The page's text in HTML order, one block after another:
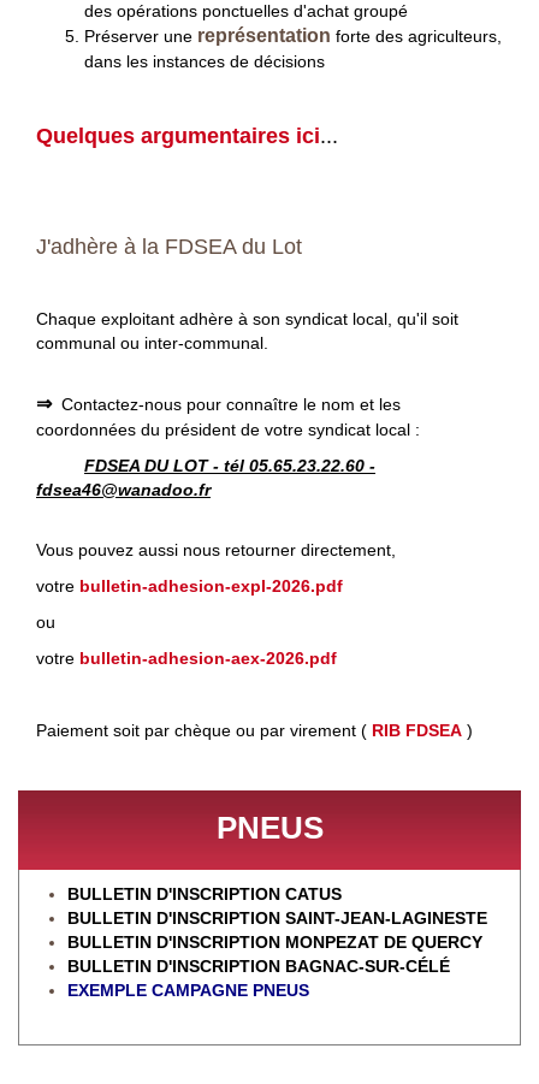
des opérations ponctuelles d'achat groupé
Préserver une représentation forte des agriculteurs,
dans les instances de décisions
Quelques argumentaires ici...
J'adhère à la FDSEA du Lot
Chaque exploitant adhère à son syndicat local, qu'il soit
communal ou inter-communal.
⇒Contactez-nous pour connaître le nom et les
coordonnées du président de votre syndicat local :
FDSEA DU LOT - tél 05.65.23.22.60 -
fdsea46@wanadoo.fr
Vous pouvez aussi nous retourner directement,
votre bulletin-adhesion-expl-2026.pdf
ou
votre bulletin-adhesion-aex-2026.pdf
Paiement soit par chèque ou par virement ( RIB FDSEA )
PNEUS
BULLETIN D'INSCRIPTION CATUS
BULLETIN D'INSCRIPTION SAINT-JEAN-LAGINESTE
BULLETIN D'INSCRIPTION MONPEZAT DE QUERCY
BULLETIN D'INSCRIPTION BAGNAC-SUR-CÉLÉ
EXEMPLE CAMPAGNE PNEUS